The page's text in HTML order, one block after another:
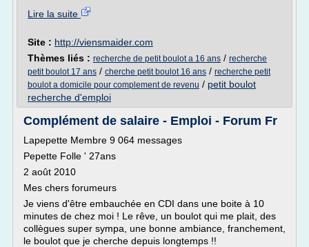
Lire la suite
Site : http://viensmaider.com
Thèmes liés : recherche de petit boulot a 16 ans / recherche
petit boulot 17 ans / cherche petit boulot 16 ans / recherche petit
boulot a domicile pour complement de revenu / petit boulot
recherche d'emploi
Complément de salaire - Emploi - Forum Fr
Lapepette Membre 9 064 messages
Pepette Folle ' 27ans
2 août 2010
Mes chers forumeurs
Je viens d'être embauchée en CDI dans une boite à 10
minutes de chez moi ! Le rêve, un boulot qui me plait, des
collègues super sympa, une bonne ambiance, franchement,
le boulot que je cherche depuis longtemps !!